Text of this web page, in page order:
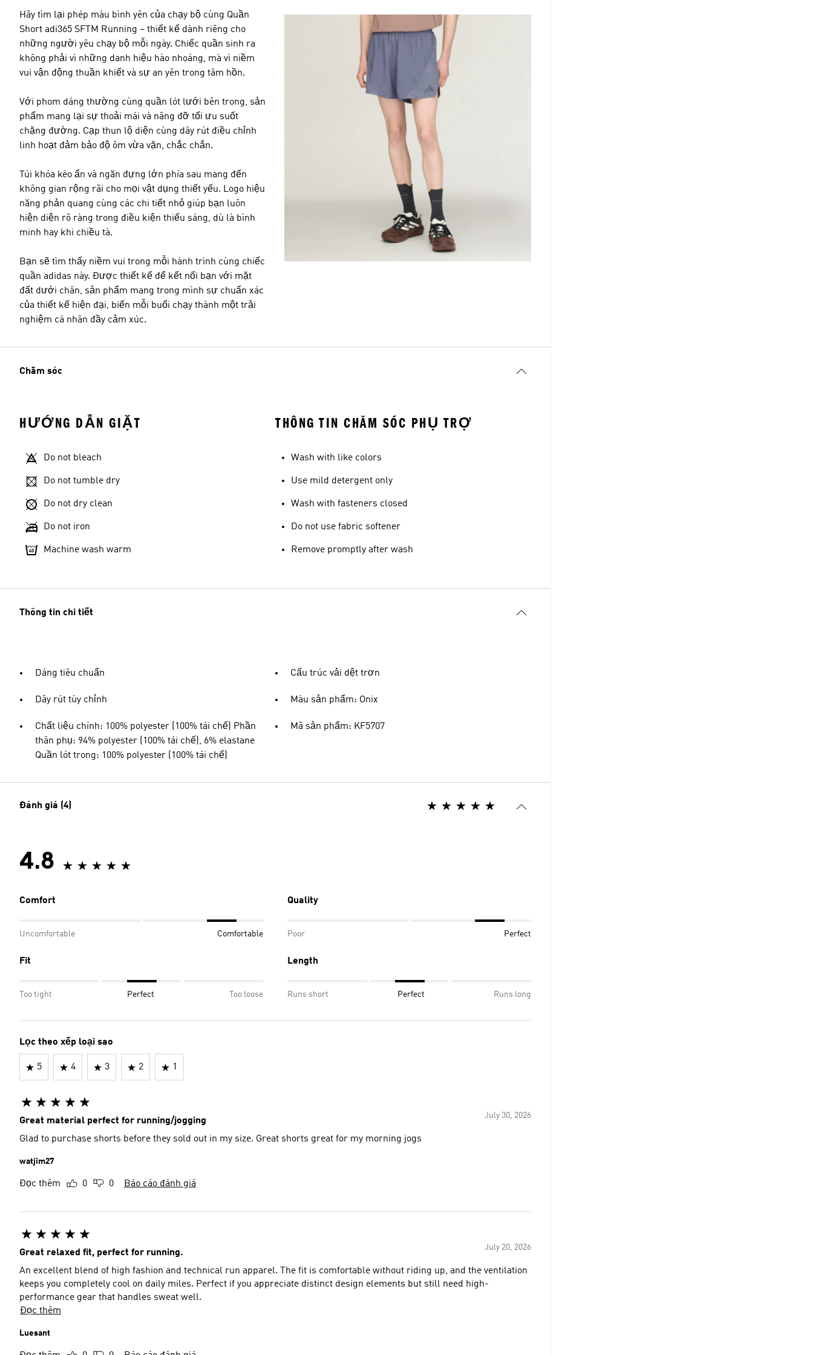
Hãy tìm lại phép màu bình yên của chạy bộ cùng Quần
Short adi365 SFTM Running – thiết kế dành riêng cho
những người yêu chạy bộ mỗi ngày. Chiếc quần sinh ra
không phải vì những danh hiệu hào nhoáng, mà vì niềm
vui vận động thuần khiết và sự an yên trong tâm hồn.
Với phom dáng thường cùng quần lót lưới bên trong, sản
phẩm mang lại sự thoải mái và nâng đỡ tối ưu suốt
chặng đường. Cạp thun lộ diện cùng dây rút điều chỉnh
linh hoạt đảm bảo độ ôm vừa vặn, chắc chắn.
Túi khóa kéo ẩn và ngăn đựng lớn phía sau mang đến
không gian rộng rãi cho mọi vật dụng thiết yếu. Logo hiệu
năng phản quang cùng các chi tiết nhỏ giúp bạn luôn
hiện diện rõ ràng trong điều kiện thiếu sáng, dù là bình
minh hay khi chiều tà.
Bạn sẽ tìm thấy niềm vui trong mỗi hành trình cùng chiếc
quần adidas này. Được thiết kế để kết nối bạn với mặt
đất dưới chân, sản phẩm mang trong mình sự chuẩn xác
của thiết kế hiện đại, biến mỗi buổi chạy thành một trải
nghiệm cá nhân đầy cảm xúc.
Chăm sóc
HƯỚNG DẪN GIẶT
Do not bleach
Do not tumble dry
Do not dry clean
Do not iron
Machine wash warm
THÔNG TIN CHĂM SÓC PHỤ TRỢ
Wash with like colors
Use mild detergent only
Wash with fasteners closed
Do not use fabric softener
Remove promptly after wash
Thông tin chi tiết
Dáng tiêu chuẩn
Dây rút tùy chỉnh
Chất liệu chính: 100% polyester (100% tái chế) Phần
thân phụ: 94% polyester (100% tái chế), 6% elastane
Quần lót trong: 100% polyester (100% tái chế)
Cấu trúc vải dệt trơn
Màu sản phẩm: Onix
Mã sản phẩm: KF5707
Đánh giá (4)
4.8
Comfort
Uncomfortable Comfortable
Quality
Poor Perfect
Fit
Too tight Perfect Too loose
Length
Runs short Perfect Runs long
Lọc theo xếp loại sao
5 4 3 2 1
July 30, 2026
Great material perfect for running/jogging
Glad to purchase shorts before they sold out in my size. Great shorts great for my morning jogs
watjim27
Đọc thêm 0 0 Báo cáo đánh giá
July 20, 2026
Great relaxed fit, perfect for running.
An excellent blend of high fashion and technical run apparel. The fit is comfortable without riding up, and the ventilation
keeps you completely cool on daily miles. Perfect if you appreciate distinct design elements but still need high-
performance gear that handles sweat well.
Đọc thêm
Luesant